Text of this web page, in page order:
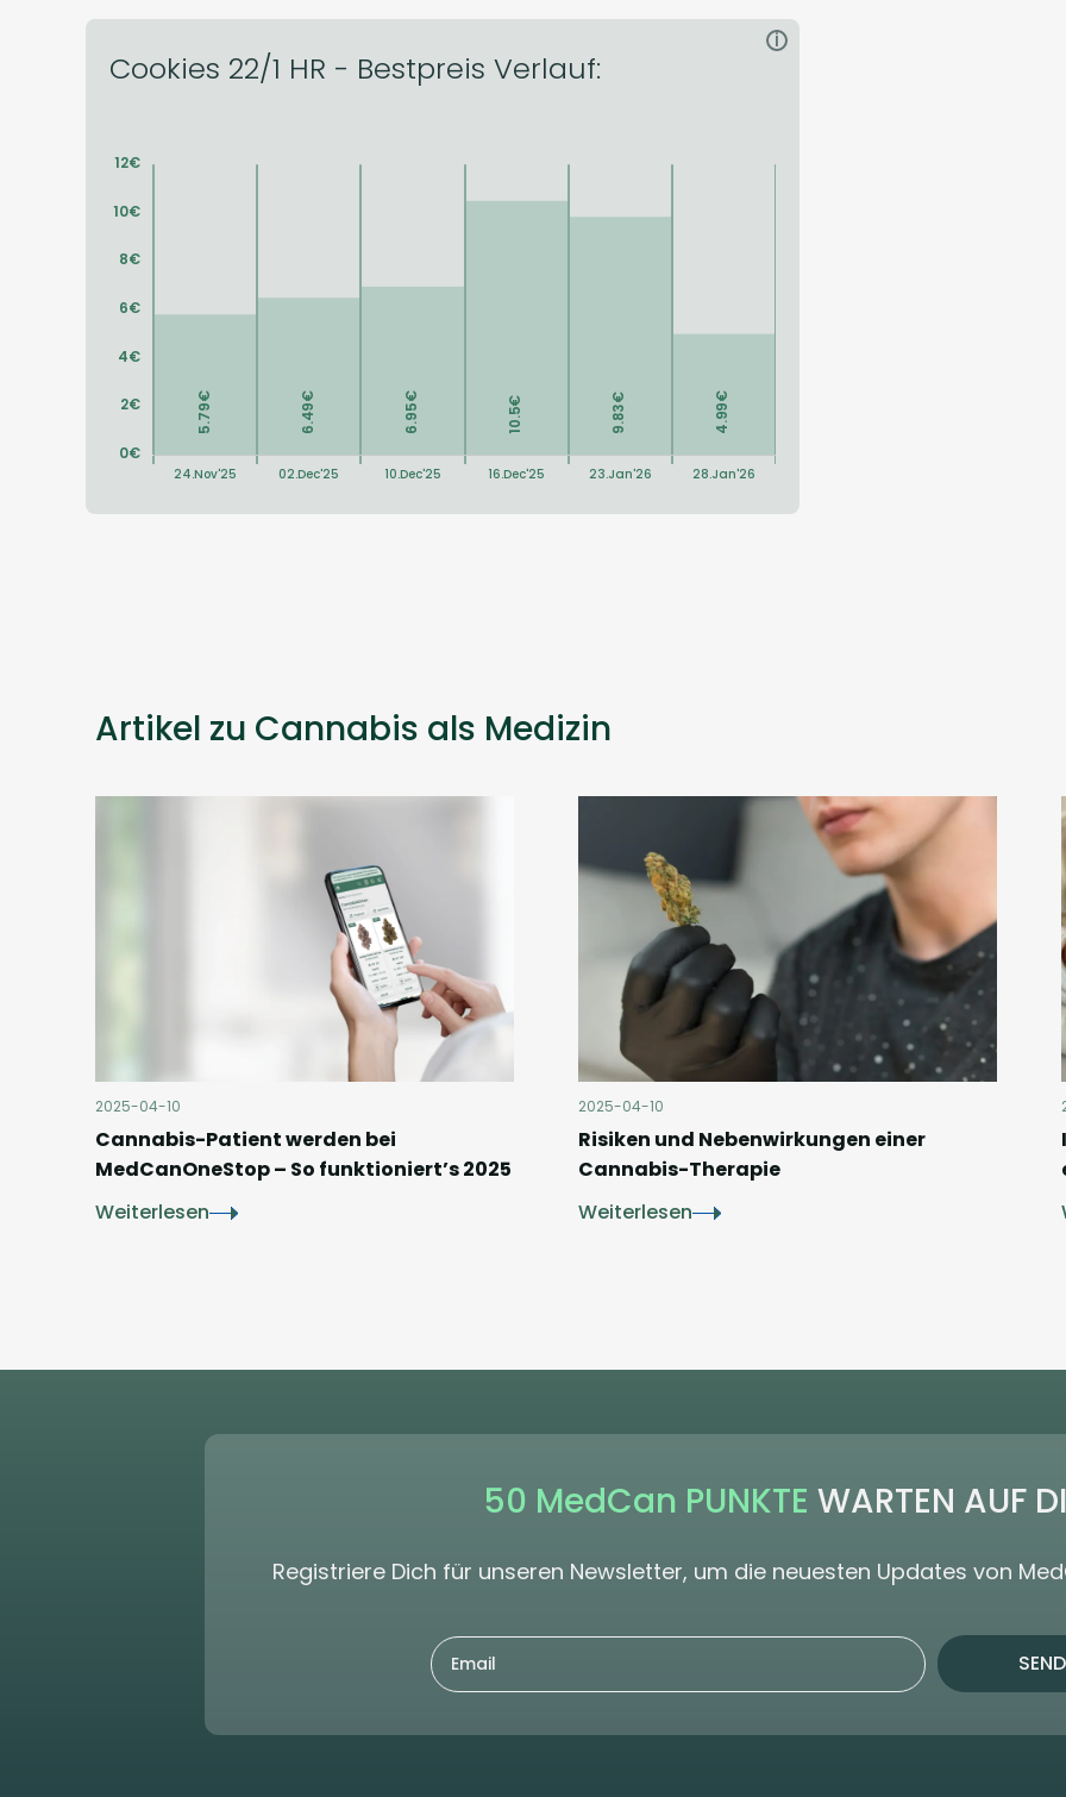
Cookies 22/1 HR - Bestpreis Verlauf:
i
Artikel zu Cannabis als Medizin
2025-04-10
Cannabis-Patient werden bei
MedCanOneStop – So funktioniert’s 2025
Weiterlesen
2025-04-10
Risiken und Nebenwirkungen einer
Cannabis-Therapie
Weiterlesen
50 MedCan PUNKTE WARTEN AUF
Registriere Dich für unseren Newsletter, um die neuesten Updates von